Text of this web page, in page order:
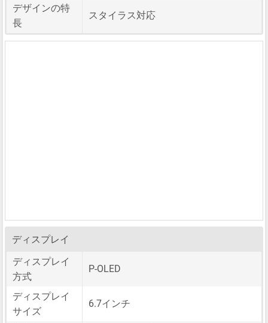
デザインの特
長
スタイラス対応
ディスプレイ
ディスプレイ
方式
P-OLED
ディスプレイ
サイズ
6.7インチ